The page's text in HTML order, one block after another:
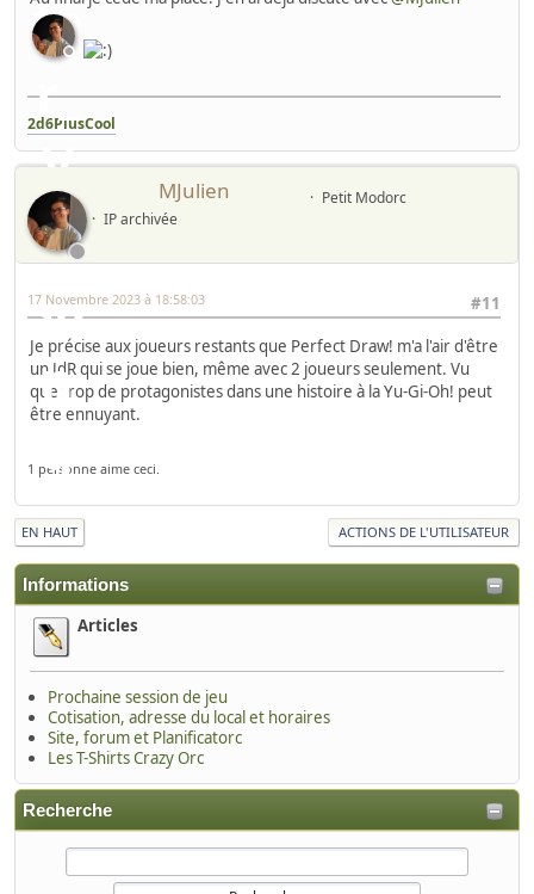
Informations
Articles
Prochaine session de jeu
Cotisation, adresse du local et horaires
Site, forum et Planificatorc
Les T-Shirts Crazy Orc
Recherche
2d6PlusCool
MJulien
Petit Modorc
IP archivée
#11
17 Novembre 2023 à 18:58:03
Je précise aux joueurs restants que Perfect Draw! m'a l'air d'être
un JdR qui se joue bien, même avec 2 joueurs seulement. Vu
que trop de protagonistes dans une histoire à la Yu-Gi-Oh! peut
être ennuyant.
1 personne aime ceci.
EN HAUT ACTIONS DE L'UTILISATEUR